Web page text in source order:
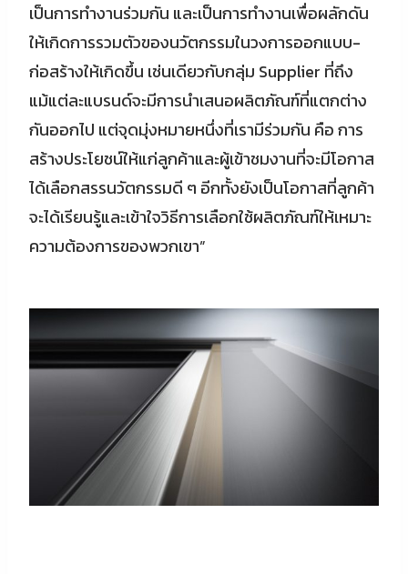
เป็นการทำงานร่วมกัน และเป็นการทำงานเพื่อผลักดัน
ให้เกิดการรวมตัวของนวัตกรรมในวงการออกแบบ-
ก่อสร้างให้เกิดขึ้น เช่นเดียวกับกลุ่ม Supplier ที่ถึง
แม้แต่ละแบรนด์จะมีการนำเสนอผลิตภัณฑ์ที่แตกต่าง
กันออกไป แต่จุดมุ่งหมายหนึ่งที่เรามีร่วมกัน คือ การ
สร้างประโยชน์ให้แก่ลูกค้าและผู้เข้าชมงานที่จะมีโอกาส
ได้เลือกสรรนวัตกรรมดี ๆ อีกทั้งยังเป็นโอกาสที่ลูกค้า
จะได้เรียนรู้และเข้าใจวิธีการเลือกใช้ผลิตภัณฑ์ให้เหมาะ
ความต้องการของพวกเขา”